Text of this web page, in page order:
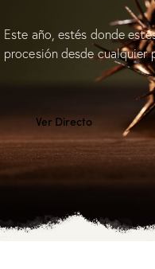
Este año, estés donde
procesión desde cualquier
Ver Directo